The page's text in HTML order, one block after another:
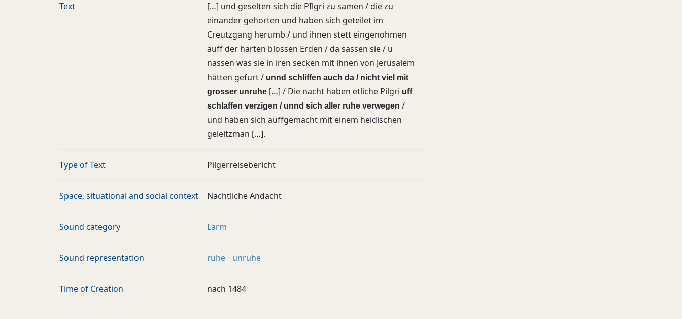
Text
[…] und geselten sich die PIlgri zu samen / die zu
einander gehorten und haben sich geteilet im
Creutzgang herumb / und ihnen stett eingenohmen
auff der harten blossen Erden / da sassen sie / u
nassen was sie in iren secken mit ihnen von Jerusalem
hatten gefurt / unnd schliffen auch da / nicht viel mit
grosser unruhe […] / Die nacht haben etliche Pilgri uff
schlaffen verzigen / unnd sich aller ruhe verwegen /
und haben sich auffgemacht mit einem heidischen
geleitzman […].
Type of Text Pilgerreisebericht
Space, situational and social context Nächtliche Andacht
Sound category Lärm
Sound representation ruhe unruhe
Time of Creation nach 1484